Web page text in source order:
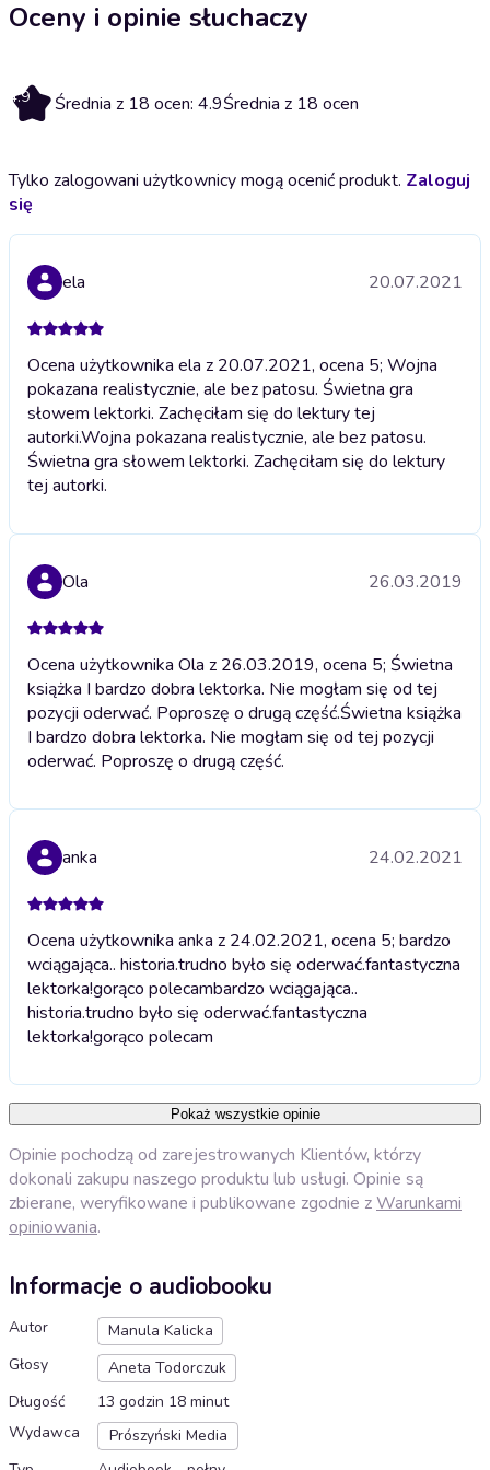
Oceny i opinie słuchaczy
4.9 Średnia z 18 ocen: 4.9Średnia z 18 ocen
Tylko zalogowani użytkownicy mogą ocenić produkt. Zaloguj
się
ela 20.07.2021
Ocena użytkownika ela z 20.07.2021, ocena 5; Wojna
pokazana realistycznie, ale bez patosu. Świetna gra
słowem lektorki. Zachęciłam się do lektury tej
autorki.Wojna pokazana realistycznie, ale bez patosu.
Świetna gra słowem lektorki. Zachęciłam się do lektury
tej autorki.
Ola 26.03.2019
Ocena użytkownika Ola z 26.03.2019, ocena 5; Świetna
książka I bardzo dobra lektorka. Nie mogłam się od tej
pozycji oderwać. Poproszę o drugą część.Świetna książka
I bardzo dobra lektorka. Nie mogłam się od tej pozycji
oderwać. Poproszę o drugą część.
anka 24.02.2021
Ocena użytkownika anka z 24.02.2021, ocena 5; bardzo
wciągająca.. historia.trudno było się oderwać.fantastyczna
lektorka!gorąco polecambardzo wciągająca..
historia.trudno było się oderwać.fantastyczna
lektorka!gorąco polecam
Pokaż wszystkie opinie
Opinie pochodzą od zarejestrowanych Klientów, którzy
dokonali zakupu naszego produktu lub usługi. Opinie są
zbierane, weryfikowane i publikowane zgodnie zWarunkami
opiniowania.
Informacje o audiobooku
Autor
Manula Kalicka
Głosy
Aneta Todorczuk
Długość
13 godzin 18 minut
Wydawca
Prószyński Media